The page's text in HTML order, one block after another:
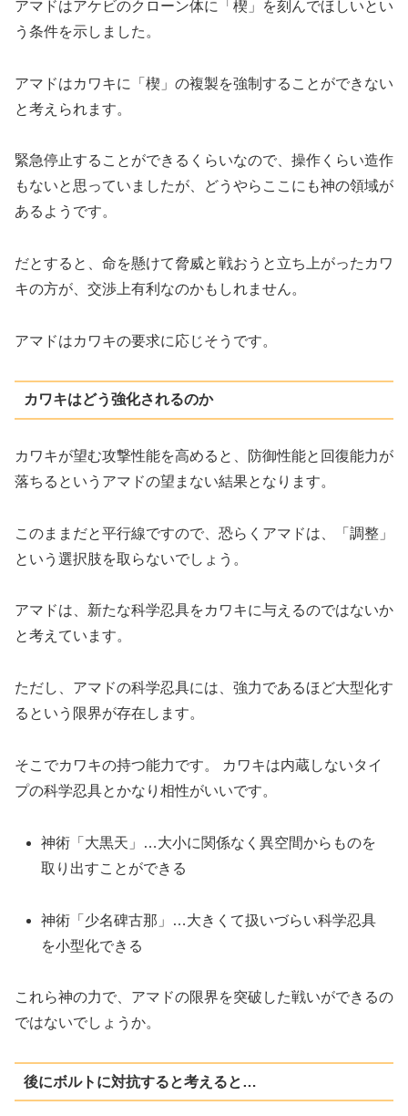
アマドはアケビのクローン体に「楔」を刻んでほしいとい
う条件を示しました。
アマドはカワキに「楔」の複製を強制することができない
と考えられます。
緊急停止することができるくらいなので、操作くらい造作
もないと思っていましたが、どうやらここにも神の領域が
あるようです。
だとすると、命を懸けて脅威と戦おうと立ち上がったカワ
キの方が、交渉上有利なのかもしれません。
アマドはカワキの要求に応じそうです。
カワキはどう強化されるのか
カワキが望む攻撃性能を高めると、防御性能と回復能力が
落ちるというアマドの望まない結果となります。
このままだと平行線ですので、恐らくアマドは、「調整」
という選択肢を取らないでしょう。
アマドは、新たな科学忍具をカワキに与えるのではないか
と考えています。
ただし、アマドの科学忍具には、強力であるほど大型化す
るという限界が存在します。
そこでカワキの持つ能力です。 カワキは内蔵しないタイ
プの科学忍具とかなり相性がいいです。
神術「大黒天」…大小に関係なく異空間からものを
取り出すことができる
神術「少名碑古那」…大きくて扱いづらい科学忍具
を小型化できる
これら神の力で、アマドの限界を突破した戦いができるの
ではないでしょうか。
後にボルトに対抗すると考えると…